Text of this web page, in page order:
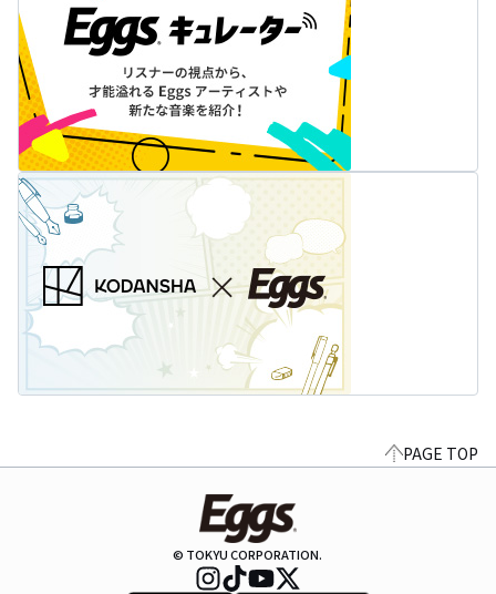
PAGE TOP
© TOKYU CORPORATION.